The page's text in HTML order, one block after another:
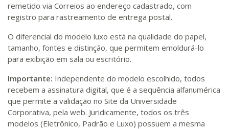
remetido via Correios ao endereço cadastrado, com
registro para rastreamento de entrega postal.
O diferencial do modelo luxo está na qualidade do papel,
tamanho, fontes e distinção, que permitem emoldurá-lo
para exibição em sala ou escritório.
Importante: Independente do modelo escolhido, todos
recebem a assinatura digital, que é a sequência alfanumérica
que permite a validação no Site da Universidade
Corporativa, pela web. Juridicamente, todos os três
modelos (Eletrônico, Padrão e Luxo) possuem a mesma